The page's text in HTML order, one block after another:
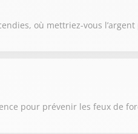
où mettriez-vous
pour prévenir les feux de